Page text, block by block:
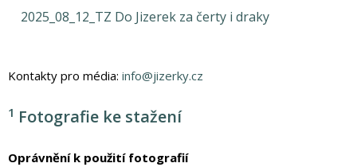
2025_08_12_TZ Do Jizerek za čerty i draky
Kontakty pro média: info@jizerky.cz
1 Fotografie ke stažení
Oprávnění k použití fotografií